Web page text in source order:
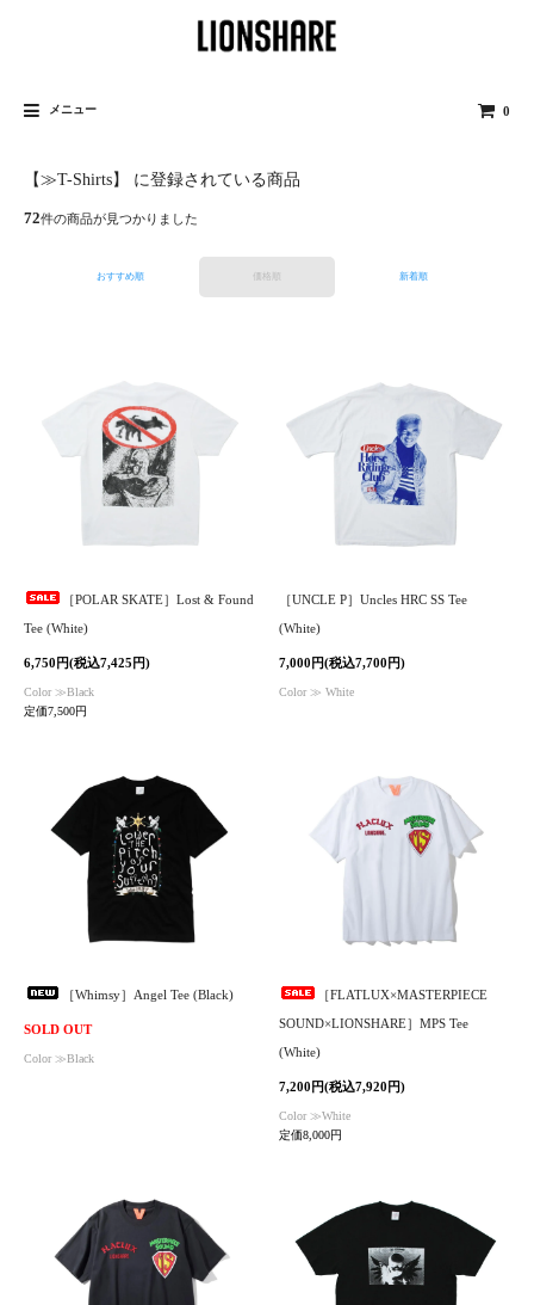
メニュー 0
【≫T-Shirts】 に登録されている商品
72件の商品が見つかりました
おすすめ順 価格順 新着順
［POLAR SKATE］Lost & Found
Tee (White)
6,750円(税込7,425円)
Color ≫Black
定価7,500円
［UNCLE P］Uncles HRC SS Tee
(White)
7,000円(税込7,700円)
Color ≫ White
［Whimsy］Angel Tee (Black)
SOLD OUT
Color ≫Black
［FLATLUX×MASTERPIECE
SOUND×LIONSHARE］MPS Tee
(White)
7,200円(税込7,920円)
Color ≫White
定価8,000円